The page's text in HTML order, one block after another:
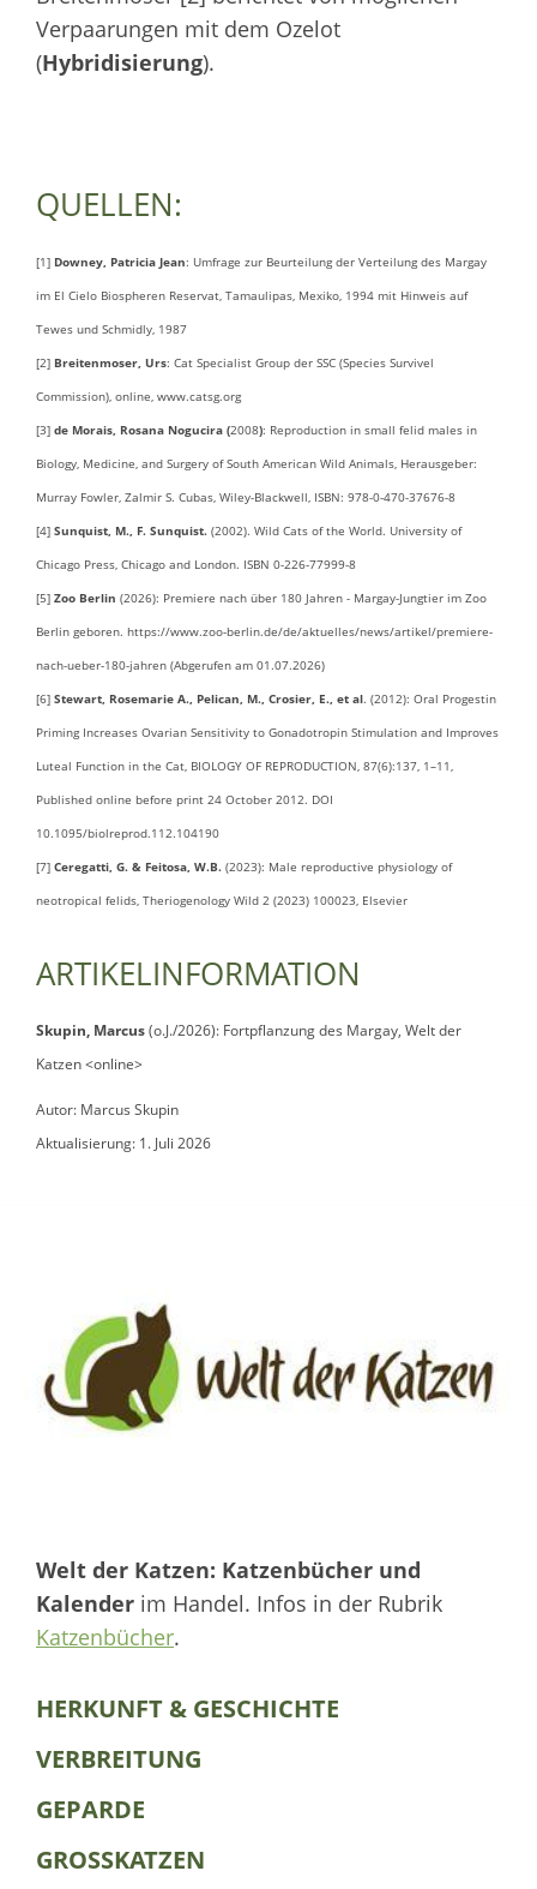
Verpaarungen mit dem Ozelot
(Hybridisierung).
QUELLEN:
[1] Downey, Patricia Jean: Umfrage zur Beurteilung der Verteilung des Margay
im El Cielo Biospheren Reservat, Tamaulipas, Mexiko, 1994 mit Hinweis auf
Tewes und Schmidly, 1987
[2] Breitenmoser, Urs: Cat Specialist Group der SSC (Species Survivel
Commission), online, www.catsg.org
[3] de Morais, Rosana Nogucira (2008): Reproduction in small felid males in
Biology, Medicine, and Surgery of South American Wild Animals, Herausgeber:
Murray Fowler, Zalmir S. Cubas, Wiley-Blackwell, ISBN: 978-0-470-37676-8
[4] Sunquist, M., F. Sunquist. (2002). Wild Cats of the World. University of
Chicago Press, Chicago and London. ISBN 0-226-77999-8
[5] Zoo Berlin (2026): Premiere nach über 180 Jahren - Margay-Jungtier im Zoo
Berlin geboren. https://www.zoo-berlin.de/de/aktuelles/news/artikel/premiere-
nach-ueber-180-jahren (Abgerufen am 01.07.2026)
[6] Stewart, Rosemarie A., Pelican, M., Crosier, E., et al. (2012): Oral Progestin
Priming Increases Ovarian Sensitivity to Gonadotropin Stimulation and Improves
Luteal Function in the Cat, BIOLOGY OF REPRODUCTION, 87(6):137, 1–11,
Published online before print 24 October 2012. DOI
10.1095/biolreprod.112.104190
[7] Ceregatti, G. & Feitosa, W.B. (2023): Male reproductive physiology of
neotropical felids, Theriogenology Wild 2 (2023) 100023, Elsevier
ARTIKELINFORMATION
Skupin, Marcus(o.J./2026): Fortpflanzung des Margay, Welt der
Katzen <online>
Autor: Marcus Skupin
Aktualisierung: 1. Juli 2026
Welt der Katzen: Katzenbücher und
Kalender im Handel. Infos in der Rubrik
Katzenbücher.
HERKUNFT & GESCHICHTE
VERBREITUNG
GEPARDE
GROSSKATZEN